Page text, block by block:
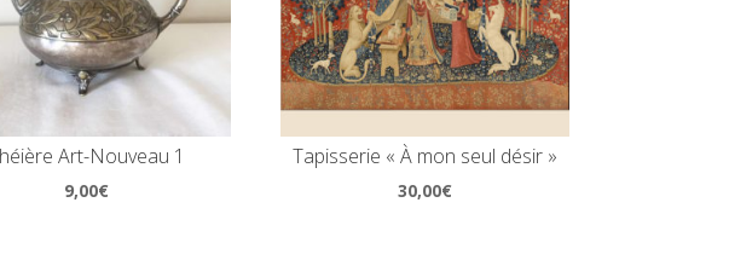
Art-Nouveau 1
9,00€
Tapisserie « À mon seul désir »
30,00€